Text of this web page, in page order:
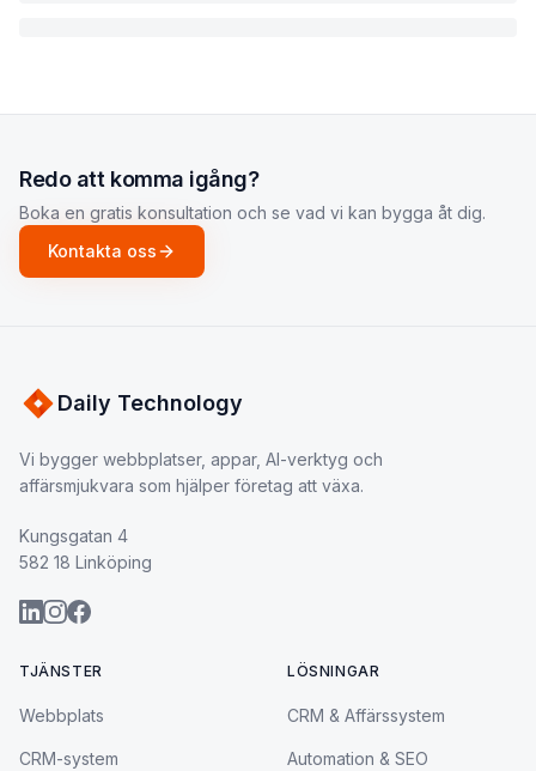
Redo att komma igång?
Boka en gratis konsultation och se vad vi kan bygga åt dig.
Kontakta oss
Daily Technology
Vi bygger webbplatser, appar, AI-verktyg och
affärsmjukvara som hjälper företag att växa.
Kungsgatan 4
582 18 Linköping
TJÄNSTER
Webbplats
CRM-system
LÖSNINGAR
CRM & Affärssystem
Automation & SEO